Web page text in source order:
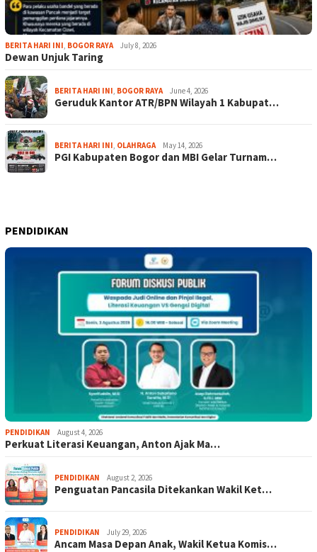
BERITA HARI INI, BOGOR RAYA July 8, 2026
Dewan Unjuk Taring
BERITA HARI INI, BOGOR RAYA June 4, 2026
Geruduk Kantor ATR/BPN Wilayah 1 Kabupat…
BERITA HARI INI, OLAHRAGA May 14, 2026
PGI Kabupaten Bogor dan MBI Gelar Turnam…
PENDIDIKAN
PENDIDIKAN August 4, 2026
Perkuat Literasi Keuangan, Anton Ajak Ma…
PENDIDIKAN August 2, 2026
Penguatan Pancasila Ditekankan Wakil Ket…
PENDIDIKAN July 29, 2026
Ancam Masa Depan Anak, Wakil Ketua Komis…